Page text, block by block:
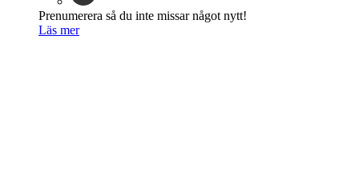
Prenumerera så du inte missar något nytt!
Läs mer